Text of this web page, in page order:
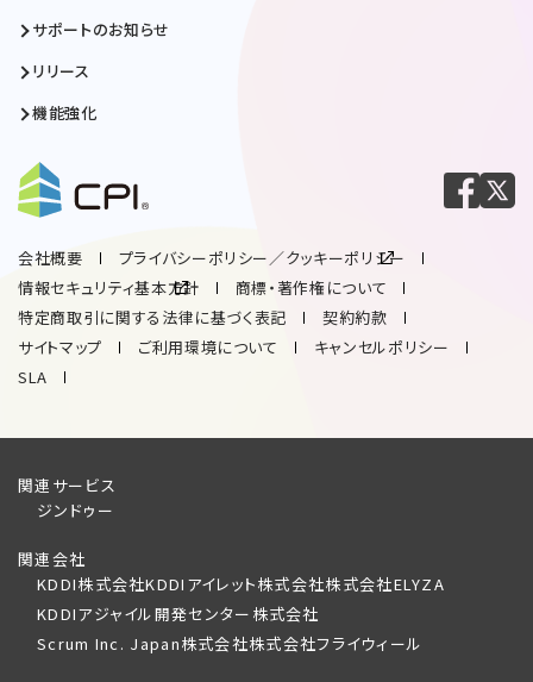
サポートのお知らせ
リリース
機能強化
会社概要
プライバシーポリシー／クッキーポリシー
情報セキュリティ基本方針
商標・著作権について
特定商取引に関する法律に基づく表記
契約約款
サイトマップ
ご利用環境について
キャンセルポリシー
SLA
関連サービス
ジンドゥー
関連会社
KDDI株式会社KDDIアイレット株式会社株式会社ELYZA
KDDIアジャイル開発センター株式会社
Scrum Inc. Japan株式会社株式会社フライウィール